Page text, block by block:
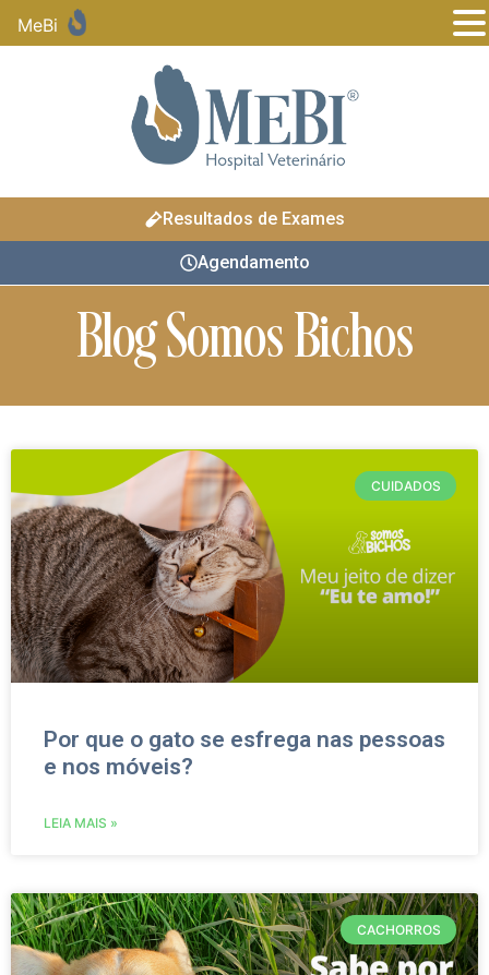
Resultados de Exames
Agendamento
Blog Somos Bichos
CUIDADOS
Por que o gato se esfrega nas pessoas
e nos móveis?
LEIA MAIS »
CACHORROS
MeBi